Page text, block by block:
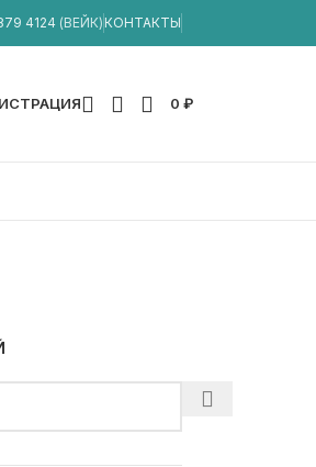
4124 (ВЕЙК) КОНТАКТЫ
0 ₽